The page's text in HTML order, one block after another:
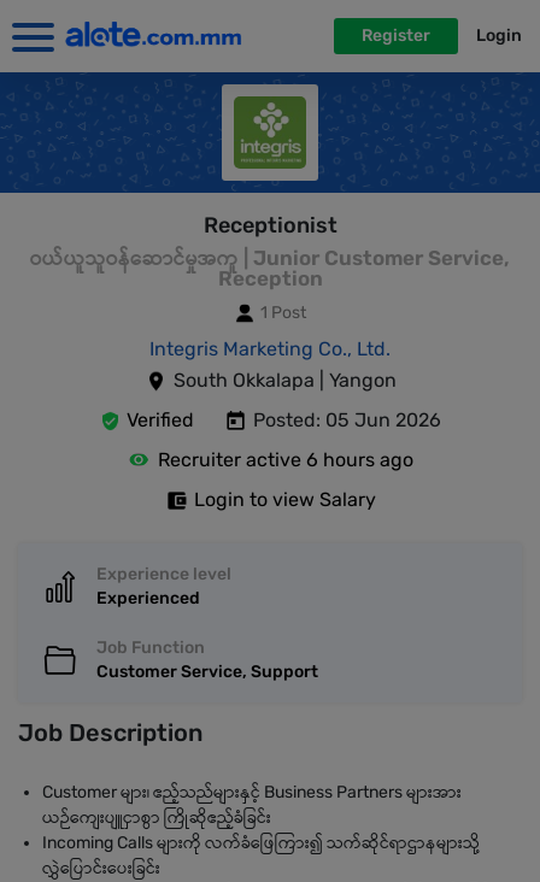
Register Login
Receptionist
ဝယ်ယူသူဝန်ဆောင်မှုအကူ | Junior Customer Service,
Reception
1 Post
Integris Marketing Co., Ltd.
South Okkalapa | Yangon
Verified
Posted: 05 Jun 2026
Recruiter active 6 hours ago
Login to view Salary
Experience level
Experienced
Job Function
Customer Service, Support
Job Description
Customer များ၊ ဧည့်သည်များနှင့် Business Partners များအား
ယဉ်ကျေးပျူငှာစွာ ကြိုဆိုဧည့်ခံခြင်း
Incoming Calls များကို လက်ခံဖြေကြား၍ သက်ဆိုင်ရာဌာနများသို့
လွှဲပြောင်းပေးခြင်း